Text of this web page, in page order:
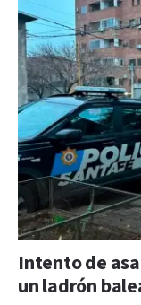
Intento de
un ladrón